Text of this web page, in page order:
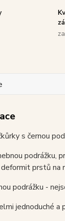
s černou
prstů na
podrážku -
jednoduché